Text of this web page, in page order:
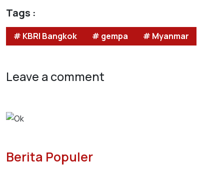
Tags :
# KBRI Bangkok # gempa # Myanmar
Leave a comment
Berita Populer